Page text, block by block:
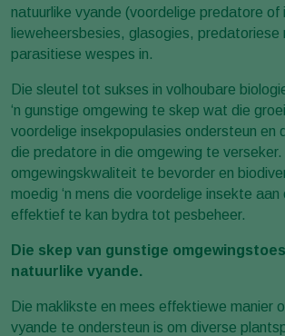
natuurlike vyande (voordelige predatore of
lieweheersbesies, glasogies, predatoriese
parasitiese wespes in.
Die sleutel tot sukses in volhoubare
‘n gunstige omgewing te skep wat die
voordelige insekpopulasies ondersteun en
die predatore in die omgewing te verseker.
omgewingskwaliteit te bevorder en
moedig ‘n mens die voordelige insekte
effektief te kan bydra tot pesbeheer.
Die skep van gunstige
natuurlike vyande.
Die maklikste en mees effektiewe manier
vyande te ondersteun is om diverse